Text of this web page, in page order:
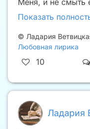
Показать
© Ладария
Любовная лирика
10
Ладария